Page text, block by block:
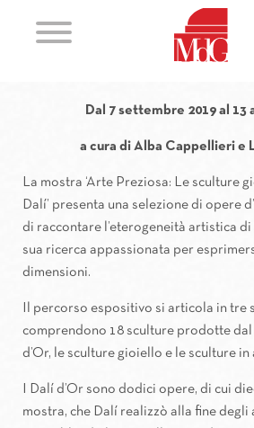
Arte
Dal 7 settembre 2019 al 13
a cura di Alba Cappellieri e
La mostra ‘Arte Preziosa: Le sculture
Dalí’ presenta una selezione di opere
di raccontare l’eterogeneità artistica di
sua ricerca appassionata per
dimensioni.
Il percorso espositivo si articola in tre
comprendono 18 sculture prodotte dal
d’Or, le sculture gioiello e le sculture in
I Dalí d’Or sono dodici opere, di cui
mostra, che Dalí realizzò alla fine degli